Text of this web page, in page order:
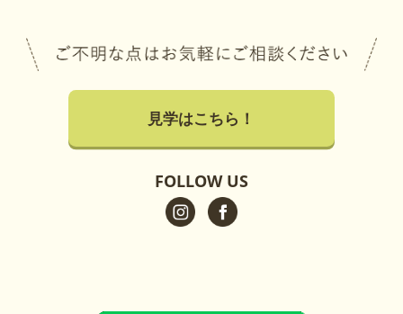
見学はこちら！
FOLLOW US